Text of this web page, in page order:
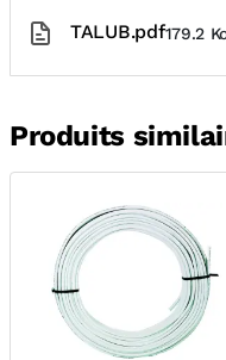
TALUB.pdf179.2
Produits